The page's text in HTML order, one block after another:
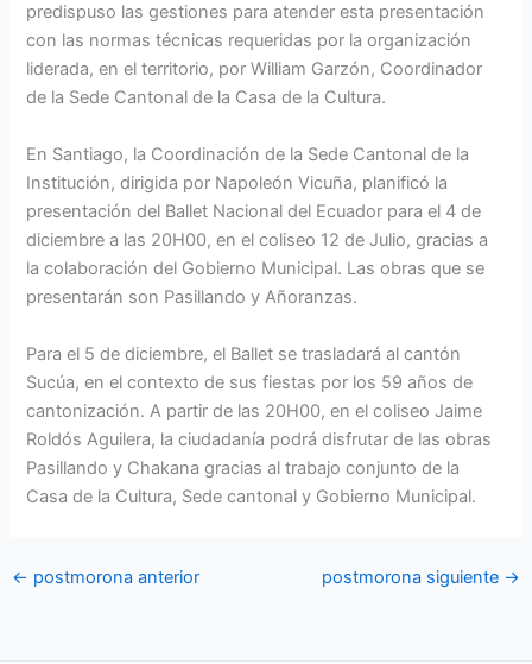
predispuso las gestiones para atender esta presentación
con las normas técnicas requeridas por la organización
liderada, en el territorio, por William Garzón, Coordinador
de la Sede Cantonal de la Casa de la Cultura.
En Santiago, la Coordinación de la Sede Cantonal de la
Institución, dirigida por Napoleón Vicuña, planificó la
presentación del Ballet Nacional del Ecuador para el 4 de
diciembre a las 20H00, en el coliseo 12 de Julio, gracias a
la colaboración del Gobierno Municipal. Las obras que se
presentarán son Pasillando y Añoranzas.
Para el 5 de diciembre, el Ballet se trasladará al cantón
Sucúa, en el contexto de sus fiestas por los 59 años de
cantonización. A partir de las 20H00, en el coliseo Jaime
Roldós Aguilera, la ciudadanía podrá disfrutar de las obras
Pasillando y Chakana gracias al trabajo conjunto de la
Casa de la Cultura, Sede cantonal y Gobierno Municipal.
← postmorona anterior postmorona siguiente →